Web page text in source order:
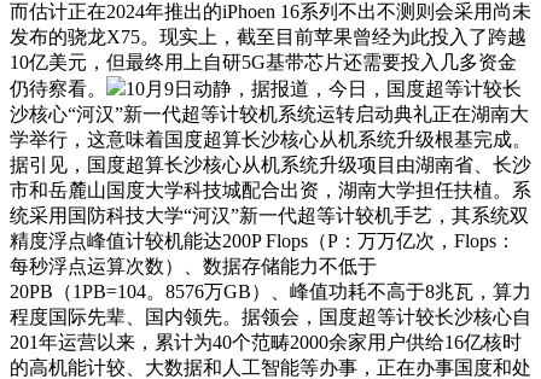
而估计正在2024年推出的iPhoen 16系列不出不测则会采用尚未
发布的骁龙X75。现实上，截至目前苹果曾经为此投入了跨越
10亿美元，但最终用上自研5G基带芯片还需要投入几多资金
仍待察看。
10月9日动静，据报道，今日，国度超等计较长
沙核心“河汉”新一代超等计较机系统运转启动典礼正在湖南大
学举行，这意味着国度超算长沙核心从机系统升级根基完成。
据引见，国度超算长沙核心从机系统升级项目由湖南省、长沙
市和岳麓山国度大学科技城配合出资，湖南大学担任扶植。系
统采用国防科技大学“河汉”新一代超等计较机手艺，其系统双
精度浮点峰值计较机能达200P Flops（P：万万亿次，Flops：
每秒浮点运算次数）、数据存储能力不低于
20PB（1PB=104。8576万GB）、峰值功耗不高于8兆瓦，算力
程度国际先辈、国内领先。据领会，国度超等计较长沙核心自
201年运营以来，累计为40个范畴2000余家用户供给16亿核时
的高机能计较、大数据和人工智能等办事，正在办事国度和处